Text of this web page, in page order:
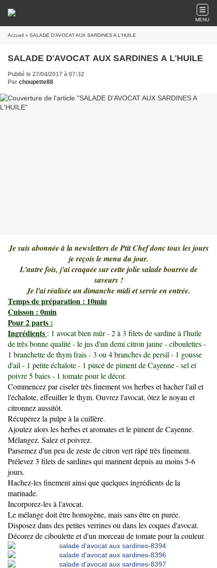
MENU
Accueil » SALADE D'AVOCAT AUX SARDINES A L'HUILE
SALADE D'AVOCAT AUX SARDINES A L'HUILE
Publié le 27/04/2017 à 07:32
Par choupette88
Je suis abonnée à la newsletters de Ptit Chef donc tous les jours
je reçois le menu du jour.
L'autre fois, j'ai craquée sur cette jolie salade bourrée de
saveurs !
Je l'ai réalisée un dimanche midi et servie en entrée.
Temps de préparation : 10min
Cuisson : 0min
Pour 2 parts :
Ingrédients : 1 avocat bien mûr - 2 à 3 filets de sardine à l'huile
de très bonne qualité - le jus d'un demi citron jaune - ciboulettes -
1 branchette de thym frais - 3 ou 4 branches de persil - 1 gousse
d'ail - 1 petite échalote - 1 pincé de piment de Cayenne - sel et
poivre 5 baies - 1 tomate pour le décor.
Commencez par ciseler très finement vos herbes et hacher l'ail et
l'échalote, effeuiller le thym. Ouvrez l'avocat, ôtez le noyau et
citronnez aussitôt.
Récupérez la pulpe à la cuillère.
Ajoutez alors les herbes et aromates et le piment de Cayenne.
Mélangez. Salez et poivrez.
Parsemez d'un peu de zeste de citron vert râpé très finement.
Prélevez 3 filets de sardines qui marinent depuis au moins 5-6
jours.
Hachez-les finement ainsi que quelques ingrédients de la
marinade.
Incorporez-les à l'avocat.
Le mélange doit être homogène, mais sans être en purée.
Disposez dans des petites verrines ou dans les coques d'avocat.
Décorez de ciboulette et d'un morceau de tomate pour la couleur.